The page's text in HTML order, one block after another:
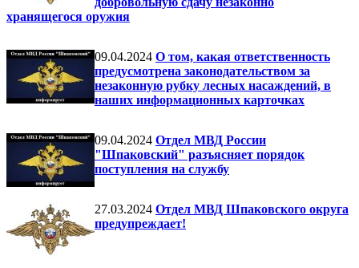
хранящегося оружия
09.04.2024 О том, какая ответственность
предусмотрена законодательством за
незаконную рубку лесных насаждений, в
наших информационных карточках
09.04.2024 Отдел МВД России
"Шпаковский" разъясняет порядок
поступления на службу
27.03.2024 Отдел МВД Шпаковского округа
предупреждает!